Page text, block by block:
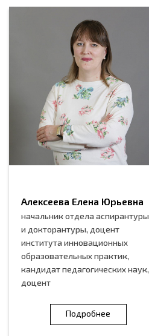
Алексеева Елена Юрьевна
начальник отдела аспирантуры
и докторантуры, доцент
института инновационных
образовательных практик,
кандидат педагогических наук,
доцент
Подробнее